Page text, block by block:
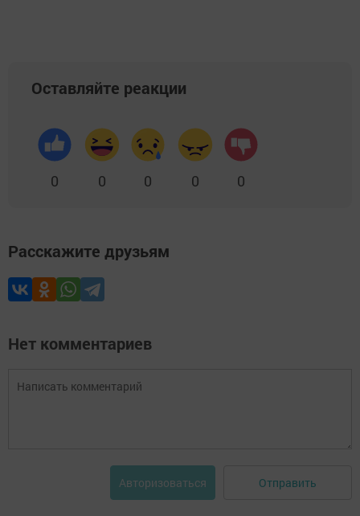
Оставляйте реакции
0 0 0 0 0
Расскажите друзьям
Нет комментариев
Авторизоваться Отправить